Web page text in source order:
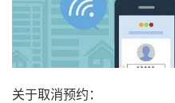
关于取消预约：